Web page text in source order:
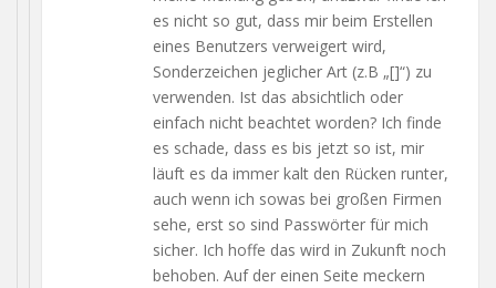
es nicht so gut, dass mir beim Erstellen
eines Benutzers verweigert wird,
Sonderzeichen jeglicher Art (z.B „[]“) zu
verwenden. Ist das absichtlich oder
einfach nicht beachtet worden? Ich finde
es schade, dass es bis jetzt so ist, mir
läuft es da immer kalt den Rücken runter,
auch wenn ich sowas bei großen Firmen
sehe, erst so sind Passwörter für mich
sicher. Ich hoffe das wird in Zukunft noch
behoben. Auf der einen Seite meckern